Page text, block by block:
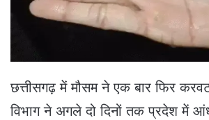
a
i
छत्तीसगढ़ में मौसम ने एक बार फिर
विभाग ने अगले दो दिनों तक प्रदेश में